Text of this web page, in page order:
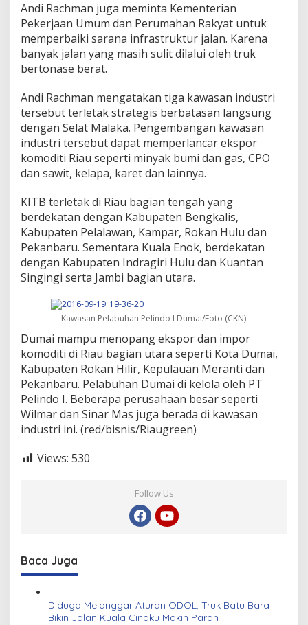
Andi Rachman juga meminta Kementerian
Pekerjaan Umum dan Perumahan Rakyat untuk
memperbaiki sarana infrastruktur jalan. Karena
banyak jalan yang masih sulit dilalui oleh truk
bertonase berat.
Andi Rachman mengatakan tiga kawasan industri
tersebut terletak strategis berbatasan langsung
dengan Selat Malaka. Pengembangan kawasan
industri tersebut dapat memperlancar ekspor
komoditi Riau seperti minyak bumi dan gas, CPO
dan sawit, kelapa, karet dan lainnya.
KITB terletak di Riau bagian tengah yang
berdekatan dengan Kabupaten Bengkalis,
Kabupaten Pelalawan, Kampar, Rokan Hulu dan
Pekanbaru. Sementara Kuala Enok, berdekatan
dengan Kabupaten Indragiri Hulu dan Kuantan
Singingi serta Jambi bagian utara.
Kawasan Pelabuhan Pelindo I Dumai/Foto (CKN)
Dumai mampu menopang ekspor dan impor
komoditi di Riau bagian utara seperti Kota Dumai,
Kabupaten Rokan Hilir, Kepulauan Meranti dan
Pekanbaru. Pelabuhan Dumai di kelola oleh PT
Pelindo I. Beberapa perusahaan besar seperti
Wilmar dan Sinar Mas juga berada di kawasan
industri ini. (red/bisnis/Riaugreen)
Views: 530
Follow Us
Baca Juga
Diduga Melanggar Aturan ODOL, Truk Batu Bara
Bikin Jalan Kuala Cinaku Makin Parah